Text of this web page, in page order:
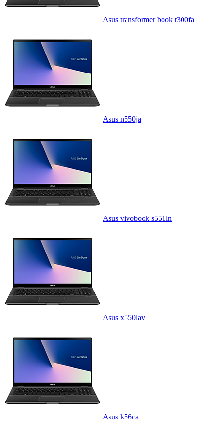
Asus transformer book t300fa
Asus n550ja
Asus vivobook s551ln
Asus x550lav
Asus k56ca